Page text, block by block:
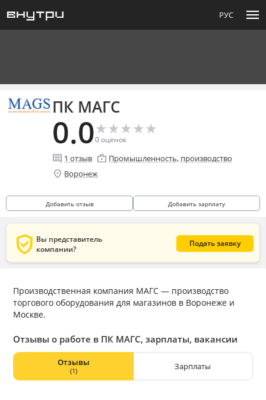
РУС menu
ПК МАГС
0.0★
★★
★★
★★
★★
★
0оценок
comment 1 отзыв enterprise Промышленность, производство
location_on Воронеж
Добавить отзыв Добавить зарплату
verified_user Вы представитель
компании?
Подать заявку
Производственная компания МАГС — производство
торгового оборудования для магазинов в Воронеже и
Москве.
Отзывы о работе в ПК МАГС, зарплаты, вакансии
Отзывы
(1) Зарплаты